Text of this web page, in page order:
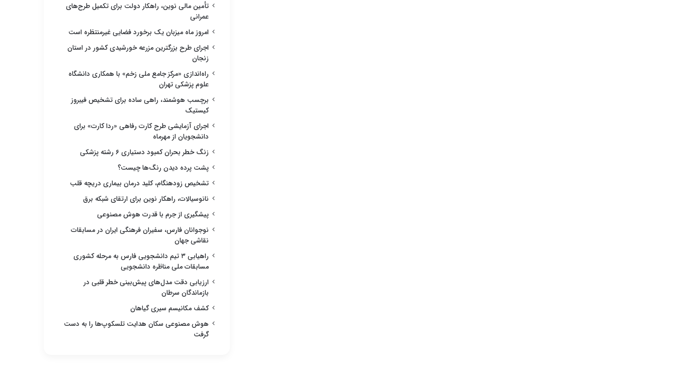
تأمین مالی نوین، راهکار دولت برای تکمیل طرح‌های
عمرانی
امروز ماه میزبان یک برخورد فضایی غیرمنتظره است
اجرای طرح بزرگترین مزرعه خورشیدی کشور در استان
زنجان
راه‌اندازی «مرکز جامع ملی زخم» با همکاری دانشگاه
علوم پزشکی تهران
برچسب هوشمند، راهی ساده برای تشخیص فیبروز
کیستیک
اجرای آزمایشی طرح کارت رفاهی «ردا کارت» برای
دانشجویان از مهرماه
زنگ خطر بحران کمبود دستیاری ۶ رشته پزشکی
پشت پرده دیدن رنگ‌ها چیست؟
تشخیص زودهنگام، کلید درمان بیماری دریچه قلب
نانوسیالات، راهکار نوین برای ارتقای شبکه برق
پیشگیری از جرم با قدرت هوش مصنوعی
نوجوانان فارس، سفیران فرهنگی ایران در مسابقات
نقاشی جهان
راهیابی ۳ تیم دانشجویی فارس به مرحله کشوری
مسابقات ملی مناظره دانشجویی
ارزیابی دقت مدل‌های پیش‌بینی خطر قلبی در
بازماندگان سرطان
کشف مکانیسم سیری گیاهان
هوش مصنوعی سکان هدایت تلسکوپ‌ها را به دست
گرفت